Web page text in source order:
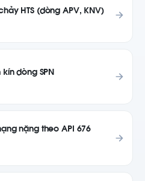
HTS (dòng APV, KNV)
dòng SPN
nặng theo API 676